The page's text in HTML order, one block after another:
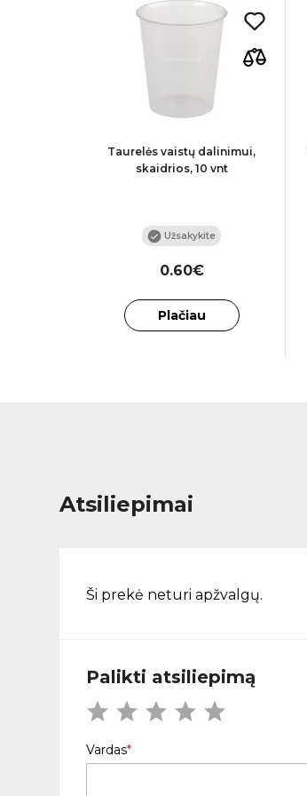
Taurelės vaistų dalinimui,
skaidrios, 10 vnt
Užsakykite
0.60€
Plačiau
Atsiliepimai
Ši prekė neturi apžvalgų.
Palikti atsiliepimą
Vardas